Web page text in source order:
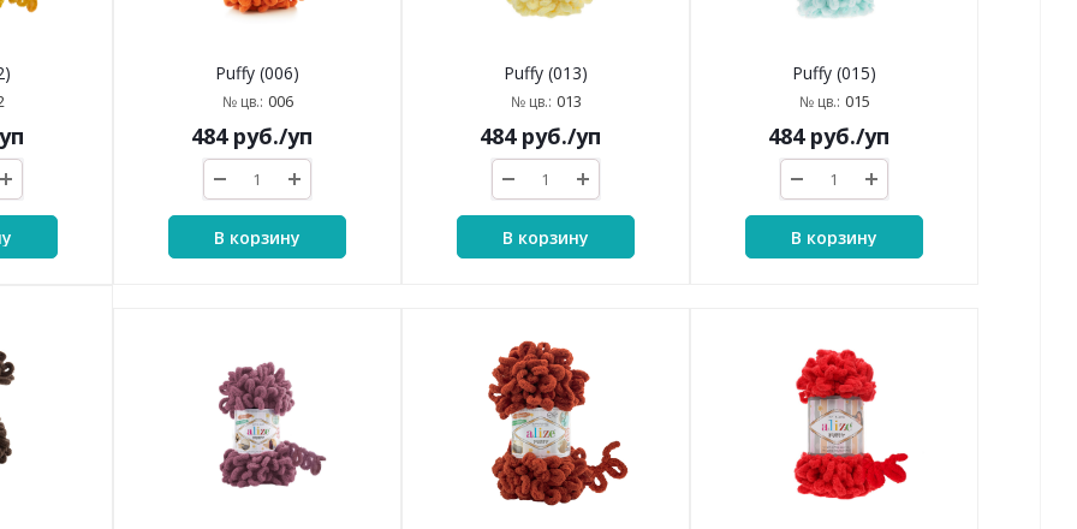
Puffy (006)
№ цв.: 006
484руб./уп
В корзину
Puffy (013)
№ цв.: 013
484руб./уп
В корзину
Puffy (015)
№ цв.: 015
484руб./уп
В корзину